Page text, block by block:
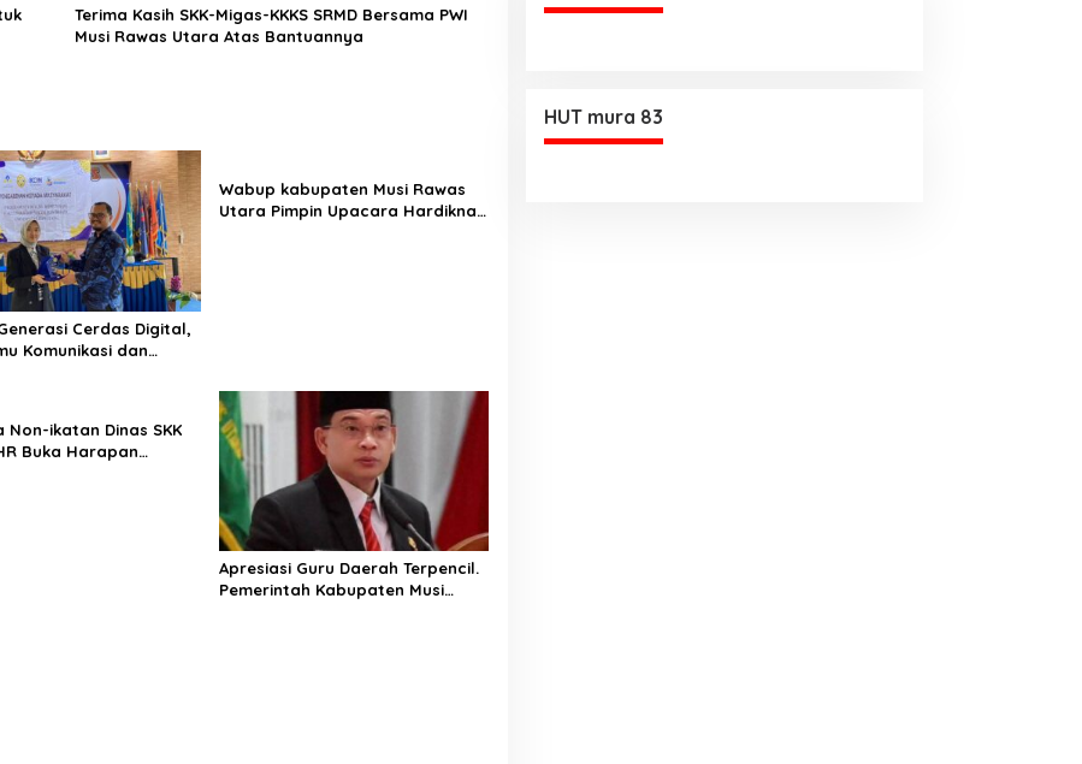
Terima Kasih SKK-Migas-KKKS SRMD Bersama PWI
Musi Rawas Utara Atas Bantuannya
Cerdas Digital,
Komunikasi dan
Jawilan
Wabup kabupaten Musi Rawas
Utara Pimpin Upacara Hardiknas
Non-ikatan Dinas SKK
Buka Harapan
Apresiasi Guru Daerah Terpencil.
Pemerintah Kabupaten Musi
HUT mura 83